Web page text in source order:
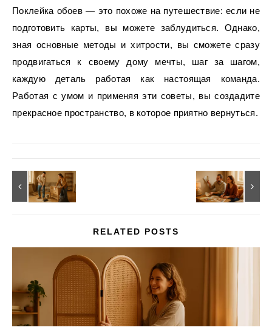
Поклейка обоев — это похоже на путешествие: если не
подготовить карты, вы можете заблудиться. Однако,
зная основные методы и хитрости, вы сможете сразу
продвигаться к своему дому мечты, шаг за шагом,
каждую деталь работая как настоящая команда.
Работая с умом и применяя эти советы, вы создадите
прекрасное пространство, в которое приятно вернуться.
RELATED POSTS